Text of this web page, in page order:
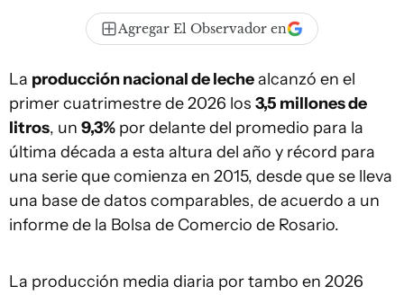
Agregar El Observador en
La producción nacional de lechealcanzó en el
primer cuatrimestre de 2026 los 3,5 millones de
litros, un 9,3% por delante del promedio para la
última década a esta altura del año y récord para
una serie que comienza en 2015, desde que se lleva
una base de datos comparables, de acuerdo a un
informe de la Bolsa de Comercio de Rosario.
La producción media diaria por tambo en 2026